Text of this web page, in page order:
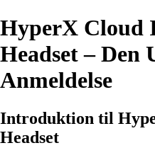
HyperX Cloud
Headset – Den
Anmeldelse
Introduktion til
Headset